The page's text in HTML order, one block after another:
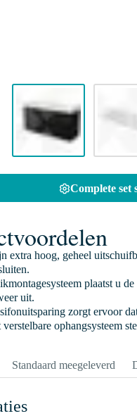
Complete set
extra hoog, geheel
plaatst u
uit.
zorgt ervoor
ophangsysteem
Standaard meegeleverd